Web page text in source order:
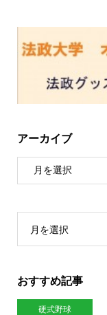
アーカイブ
月を選択
おすすめ記事
硬式野球